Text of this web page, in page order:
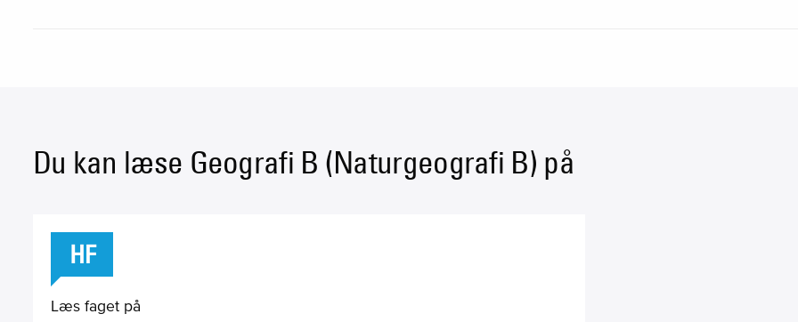
Du kan læse Geografi B (Naturgeografi B) på
HF
Læs faget på